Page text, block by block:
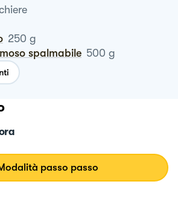
250 g
spalmabile 500 g
passo passo